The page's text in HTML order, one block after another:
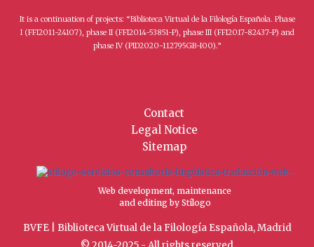
It is a continuation of projects: “Biblioteca Virtual de la Filología Española. Phase
I (FFI2011-24107), phase II (FFI2014-53851-P), phase III (FFI2017-82437-P) and
phase IV (PID2020-112795GB-I00).”
Contact
Legal Notice
Sitemap
Web development, maintenance
and editing by Stílogo
BVFE | Biblioteca Virtual de la Filología Española, Madrid